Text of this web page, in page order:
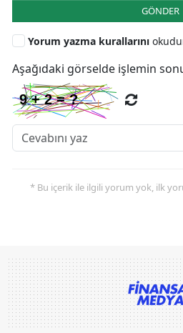
GÖNDER
Yorum yazma kurallarını
Aşağıdaki görselde işlemin
* Bu içerik ile ilgili yorum yok, ilk